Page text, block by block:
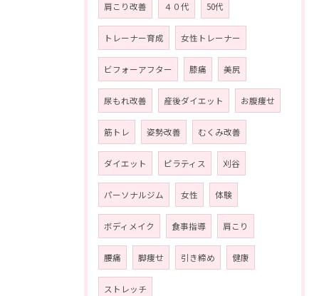
肩こり改善 ４０代 50代
トレーナー育成 女性トレーナー
ビフォーアフター 膝痛 美尻
尿もれ改善 産後ダイエット お腹痩せ
筋トレ 姿勢改善 むくみ改善
ダイエット ピラティス 刈谷
パーソナルジム 女性 体験
ボディメイク 食事指導 肩こり
腰痛 脚痩せ 引き締め 健康
ストレッチ